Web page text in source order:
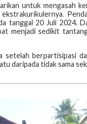
untuk mengasah
tanggal 20 Juli 2024.
menjadi sedikit
setelah berpartisipasi
daripada tidak sama